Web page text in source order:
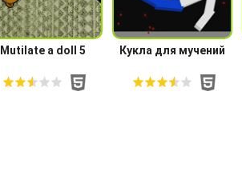
Mutilate a doll 5 Кукла для мучений